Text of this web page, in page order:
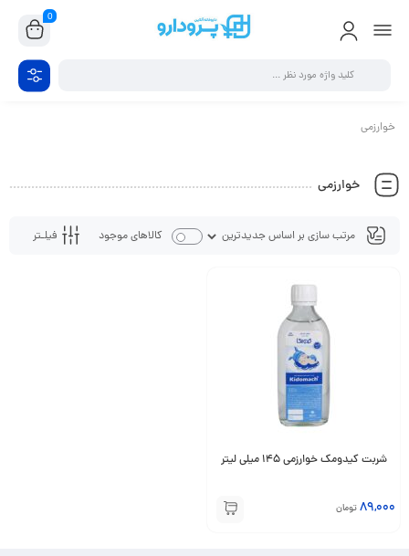
0
خوارزمی
خوارزمی
فیلـتر کالاهای موجود
شربت کیدومک خوارزمی 145 میلی لیتر
89,000تومان